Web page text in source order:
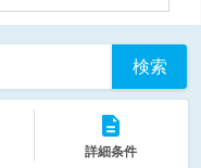
検索
詳細条件